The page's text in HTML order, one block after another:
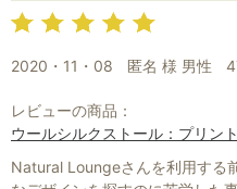
お買い物を続ける
2020・11・08 匿名 様 男性
レビューの商品：
ウールシルクストール：プリン
Natural Loungeさんを利用する